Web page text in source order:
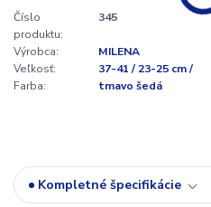
Číslo
produktu:
345
Výrobca:
MILENA
Veľkosť:
37-41 / 23-25 cm /
Farba:
tmavo šedá
Kompletné špecifikácie